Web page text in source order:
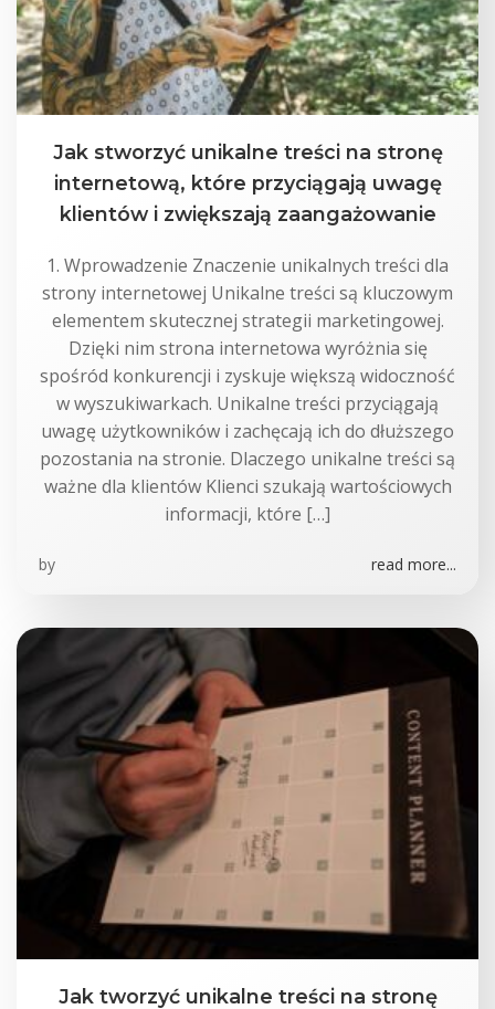
Jak stworzyć unikalne treści na stronę
internetową, które przyciągają uwagę
klientów i zwiększają zaangażowanie
1. Wprowadzenie Znaczenie unikalnych treści dla
strony internetowej Unikalne treści są kluczowym
elementem skutecznej strategii marketingowej.
Dzięki nim strona internetowa wyróżnia się
spośród konkurencji i zyskuje większą widoczność
w wyszukiwarkach. Unikalne treści przyciągają
uwagę użytkowników i zachęcają ich do dłuższego
pozostania na stronie. Dlaczego unikalne treści są
ważne dla klientów Klienci szukają wartościowych
informacji, które […]
by read more...
Jak tworzyć unikalne treści na stronę